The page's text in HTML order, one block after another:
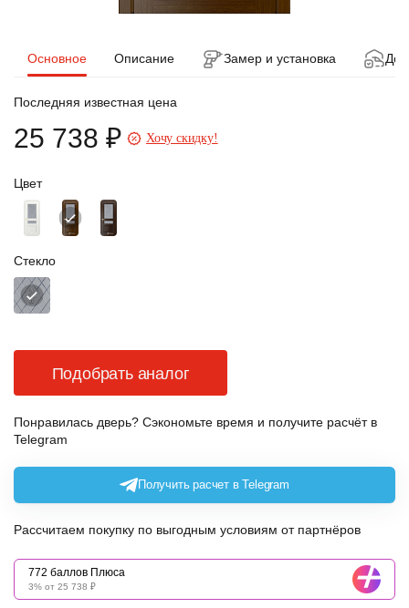
Основное Описание Замер и установка
Цвет
Стекло
Последняя известная цена
25 738 ₽ Хочу скидку!
Подобрать аналог
Понравилась дверь? Сэкономьте время и получите расчёт в
Telegram
Получить расчет в Telegram
Рассчитаем покупку по выгодным условиям от партнёров
772 баллов Плюса
3% от 25 738 ₽